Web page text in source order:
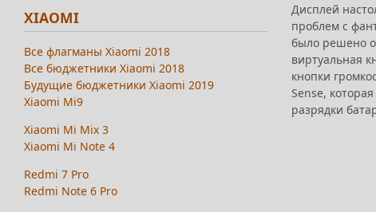
Дисплей
проблем с
было решено
виртуальная
кнопки
Sense,
разрядки
XIAOMI
Все флагманы Xiaomi 2018
Все бюджетники Xiaomi 2018
Будущие бюджетники Xiaomi 2019
Xiaomi Mi9
Xiaomi Mi Mix 3
Xiaomi Mi Note 4
Redmi 7 Pro
Redmi Note 6 Pro